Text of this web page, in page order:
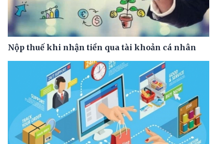
Nộp thuế khi nhận tiền qua tài khoản cá nhân